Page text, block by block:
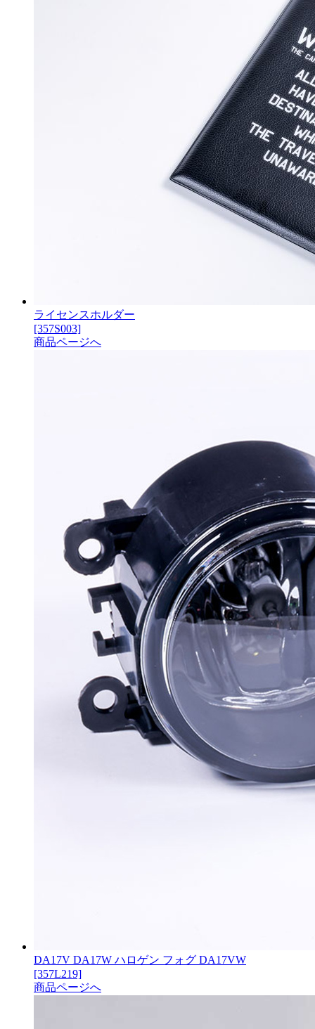
ライセンスホルダー
[357S003]
商品ページへ
DA17V DA17W ハロゲン フォグ DA17VW
[357L219]
商品ページへ